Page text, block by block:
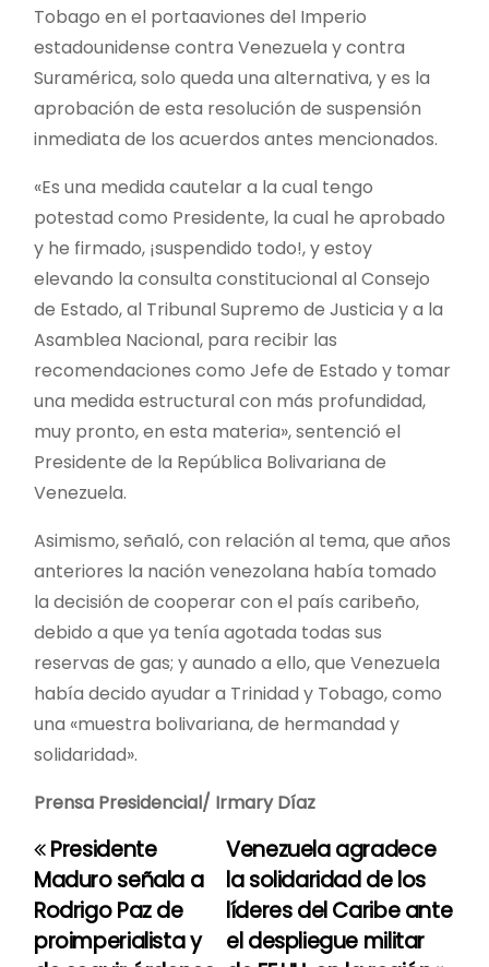
Tobago en el portaaviones del Imperio
estadounidense contra Venezuela y contra
Suramérica, solo queda una alternativa, y es la
aprobación de esta resolución de suspensión
inmediata de los acuerdos antes mencionados.
«Es una medida cautelar a la cual tengo
potestad como Presidente, la cual he aprobado
y he firmado, ¡suspendido todo!, y estoy
elevando la consulta constitucional al Consejo
de Estado, al Tribunal Supremo de Justicia y a la
Asamblea Nacional, para recibir las
recomendaciones como Jefe de Estado y tomar
una medida estructural con más profundidad,
muy pronto, en esta materia», sentenció el
Presidente de la República Bolivariana de
Venezuela.
Asimismo, señaló, con relación al tema, que años
anteriores la nación venezolana había tomado
la decisión de cooperar con el país caribeño,
debido a que ya tenía agotada todas sus
reservas de gas; y aunado a ello, que Venezuela
había decido ayudar a Trinidad y Tobago, como
una «muestra bolivariana, de hermandad y
solidaridad».
Prensa Presidencial/ Irmary Díaz
N
a
v
Venezuela agradece
la solidaridad de los
líderes del Caribe ante
el despliegue militar
Presidente
Maduro señala a
Rodrigo Paz de
proimperialista y